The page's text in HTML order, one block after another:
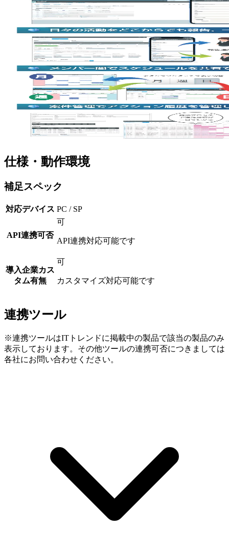
仕様・動作環境
補足スペック
対応デバイス PC / SP
API連携可否
可
API連携対応可能です
導入企業カス
タム有無
可
カスタマイズ対応可能です
連携ツール
※連携ツールはITトレンドに掲載中の製品で該当の製品のみ
表示しております。その他ツールの連携可否につきましては
各社にお問い合わせください。